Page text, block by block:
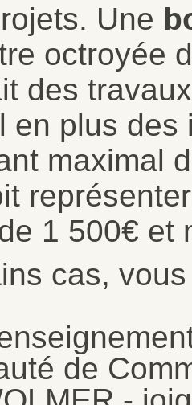
Une
octroyée
des
en plus
maximal
1 500€ et
cas,
de